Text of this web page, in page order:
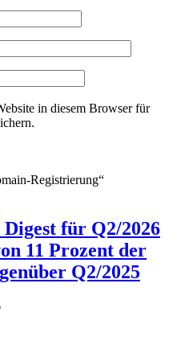
in diesem Browser für
Registrierung“
für Q2/2026
11 Prozent der
Q2/2025